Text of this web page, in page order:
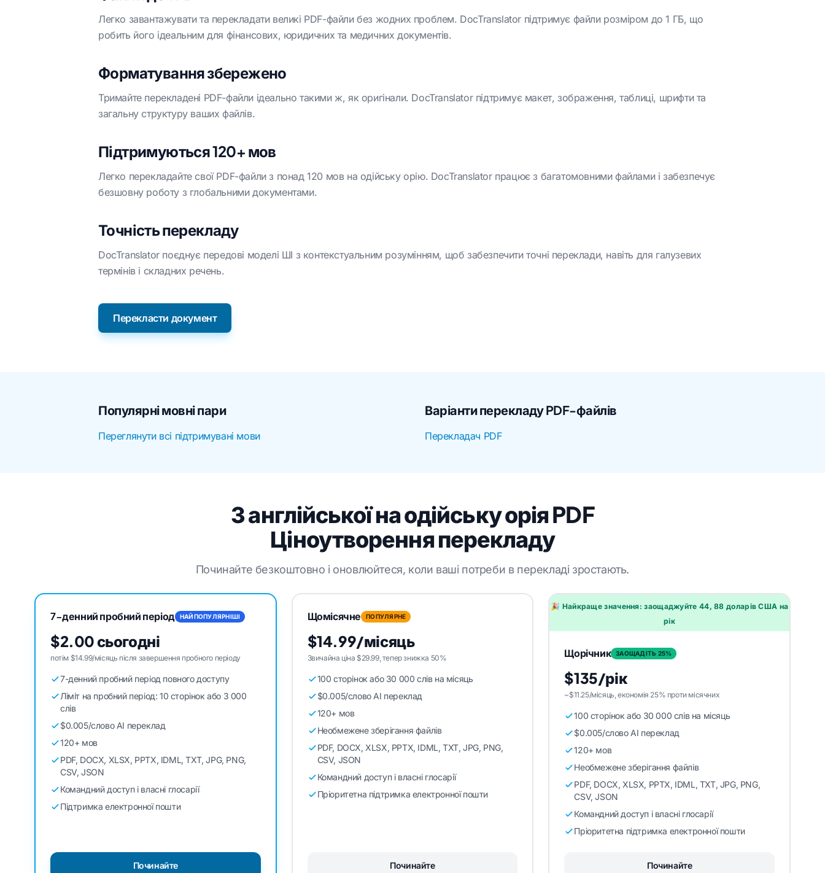
Легко завантажувати та перекладати великі PDF-файли без жодних проблем. DocTranslator підтримує файли розміром до 1 ГБ, що
робить його ідеальним для фінансових, юридичних та медичних документів.
Форматування збережено
Тримайте перекладені PDF-файли ідеально такими ж, як оригінали. DocTranslator підтримує макет, зображення, таблиці, шрифти та
загальну структуру ваших файлів.
Підтримуються 120+ мов
Легко перекладайте свої PDF-файли з понад 120 мов на одійську орію. DocTranslator працює з багатомовними файлами і забезпечує
безшовну роботу з глобальними документами.
Точність перекладу
DocTranslator поєднує передові моделі ШІ з контекстуальним розумінням, щоб забезпечити точні переклади, навіть для галузевих
термінів і складних речень.
Перекласти документ
Популярні мовні пари
Переглянути всі підтримувані мови
Варіанти перекладу PDF-файлів
Перекладач PDF
З англійської на одійську орія PDF
Ціноутворення перекладу
Починайте безкоштовно і оновлюйтеся, коли ваші потреби в перекладі зростають.
7-денний пробний період НАЙПОПУЛЯРНІШІ
$2.00 сьогодні
потім $14.99/місяць після завершення пробного періоду
7-денний пробний період повного доступу
Ліміт на пробний період: 10 сторінок або 3 000
слів
$0.005/слово AI переклад
120+ мов
PDF, DOCX, XLSX, PPTX, IDML, TXT, JPG, PNG,
CSV, JSON
Командний доступ і власні глосарії
Підтримка електронної пошти
Починайте
Щомісячне ПОПУЛЯРНЕ
$14.99/місяць
Звичайна ціна $29.99, тепер знижка 50%
100 сторінок або 30 000 слів на місяць
$0.005/слово AI переклад
120+ мов
Необмежене зберігання файлів
PDF, DOCX, XLSX, PPTX, IDML, TXT, JPG, PNG,
CSV, JSON
Командний доступ і власні глосарії
Пріоритетна підтримка електронної пошти
Починайте
🎉 Найкраще значення: заощаджуйте 44, 88 доларів США на
рік
Щорічник ЗАОЩАДІТЬ 25%
$135/рік
~$11.25/місяць, економія 25% проти місячних
100 сторінок або 30 000 слів на місяць
$0.005/слово AI переклад
120+ мов
Необмежене зберігання файлів
PDF, DOCX, XLSX, PPTX, IDML, TXT, JPG, PNG,
CSV, JSON
Командний доступ і власні глосарії
Пріоритетна підтримка електронної пошти
Починайте